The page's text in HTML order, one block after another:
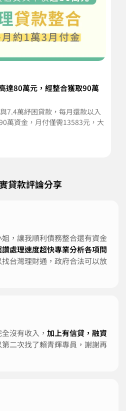
達80萬元，經整合獲取90萬
7.4萬紓困貸款，每月還款以入
萬資金，月付僅需13583元，大
貸款評論分享
，讓我順利債務整合還有資金
處理速度超快專業分析各項問
找台灣理財通，政府合法可以放
沒有收入， 加上有信貸，融資
第二次找了賴青輝專員，謝謝再